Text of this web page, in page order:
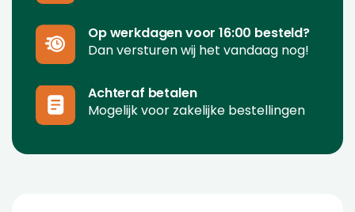
Op werkdagen voor 16:00 besteld?
Dan versturen wij het vandaag nog!
Achteraf betalen
Mogelijk voor zakelijke bestellingen